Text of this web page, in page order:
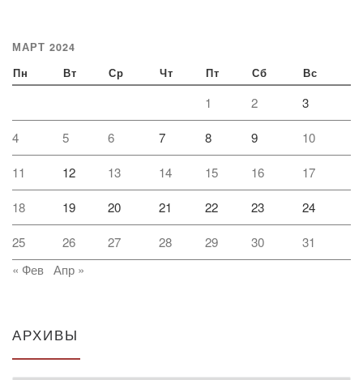
МАРТ 2024
Пн Вт Ср Чт Пт Сб Вс
1 2 3
4 5 6 7 8 9 10
11 12 13 14 15 16 17
18 19 20 21 22 23 24
25 26 27 28 29 30
31
« Фев Апр »
АРХИВЫ